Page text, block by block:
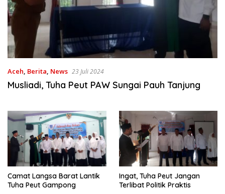
Aceh, Berita, News 23 Juli 2024
Musliadi, Tuha Peut PAW Sungai Pauh Tanjung
Camat Langsa Barat Lantik
Tuha Peut Gampong
Ingat, Tuha Peut Jangan
Terlibat Politik Praktis